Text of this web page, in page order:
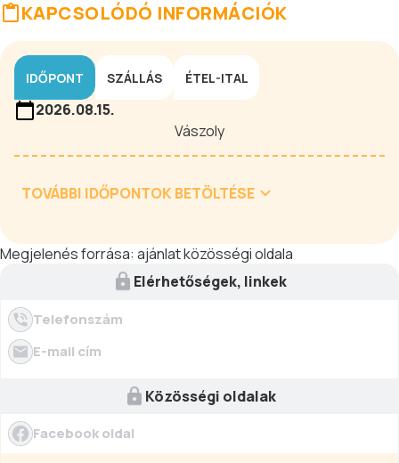
KAPCSOLÓDÓ INFORMÁCIÓK
IDŐPONT SZÁLLÁS ÉTEL-ITAL
2026.08.15.
Vászoly
TOVÁBBI IDŐPONTOK BETÖLTÉSE
Megjelenés forrása: ajánlat közösségi oldala
Elérhetőségek, linkek
Telefonszám
E-mail cím
Közösségi oldalak
Facebook oldal